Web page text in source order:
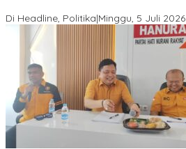
Di Headline, Politika|Minggu, 5 Juli 2026